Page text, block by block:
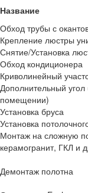
Название
Обход трубы с
Крепление люстры
Снятие/Установка
Обход кондиционера
Криволинейный
Дополнительный
помещении)
Установка бруса
Установка
Монтаж на сложную
керамогранит, ГКЛ и
Демонтаж полотна